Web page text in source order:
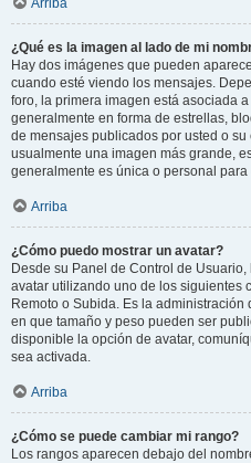
Arriba
¿Qué es la imagen al lado de mi
Hay dos imágenes que pueden
cuando esté viendo los mensajes.
foro, la primera imagen está asociada
generalmente en forma de estrellas,
de mensajes publicados por usted o
usualmente una imagen más grande,
generalmente es única o personal
Arriba
¿Cómo puedo mostrar un avatar?
Desde su Panel de Control de
avatar utilizando uno de los siguientes
Remoto o Subida. Es la
en que tamaño y peso pueden ser
disponible la opción de avatar,
sea activada.
Arriba
¿Cómo se puede cambiar mi rango?
Los rangos aparecen debajo del